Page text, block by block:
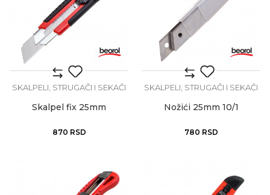
SKALPELI, STRUGAČI I SEKAČI
Skalpel fix 25mm
870 RSD
SKALPELI, STRUGAČI I SEKAČI
Nožići 25mm 10/1
780 RSD